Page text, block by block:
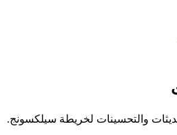
والتحسينات لخريطة سيلكسونج.